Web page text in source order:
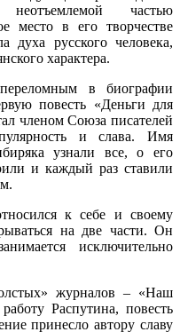
частью
место в его творчестве
духа русского человека,
характера.
в биографии
повесть «Деньги для
членом Союза писателей
и слава. Имя
узнали все, о его
и каждый раз ставили
к себе и своему
на две части. Он
исключительно
журналов – «Наш
Распутина, повесть
принесло автору славу